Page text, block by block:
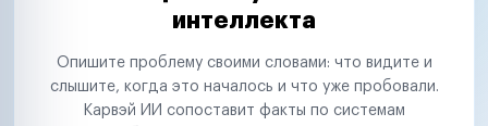
интеллекта
Опишите проблему своими словами: что видите и
слышите, когда это началось и что уже пробовали.
Карвэй ИИ сопоставит факты по системам